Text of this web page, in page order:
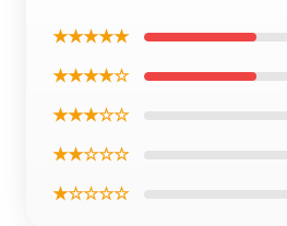
★★★★★
★★★★☆
★★★☆☆
★★☆☆☆
★☆☆☆☆